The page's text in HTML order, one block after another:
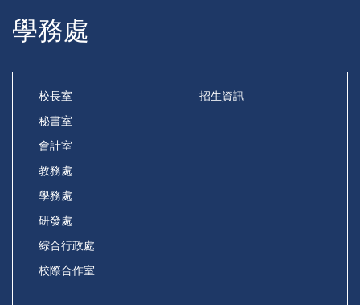
學務處
校長室
秘書室
會計室
教務處
學務處
研發處
綜合行政處
校際合作室
招生資訊